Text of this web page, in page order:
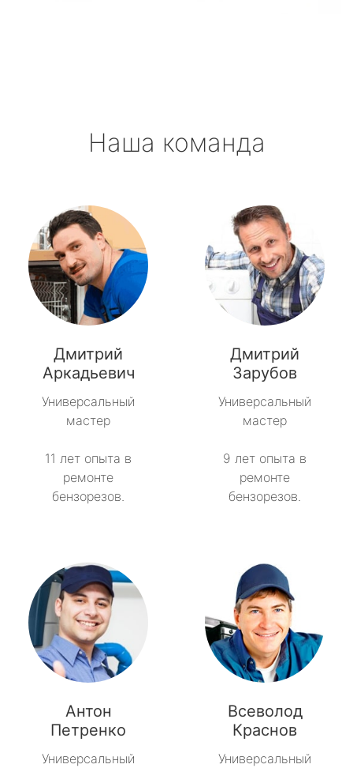
Наша команда
Дмитрий
Аркадьевич
Универсальный
мастер
11 лет опыта в
ремонте
бензорезов.
Дмитрий
Зарубов
Универсальный
мастер
9 лет опыта в
ремонте
бензорезов.
Антон
Петренко
Универсальный
Всеволод
Краснов
Универсальный